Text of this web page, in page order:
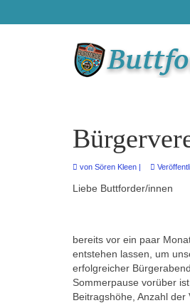
von Sören Kleen |
Liebe Buttforder/innen
bereits vor ein paar
entstehen lassen, um
erfolgreicher
Sommerpause vorüber
Beitragshöhe, Anzahl